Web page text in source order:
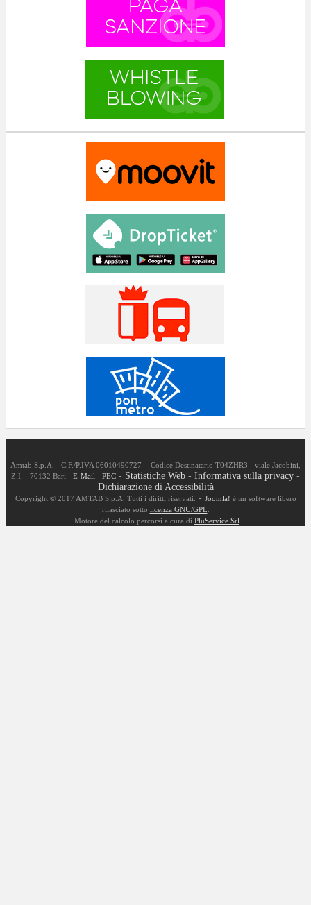
Amtab S.p.A. - C.F./P.IVA 06010490727 - Codice Destinatario T04ZHR3 - viale Jacobini,
Z.I. - 70132 Bari - E-Mail - PEC - Statistiche Web - Informativa sulla privacy -
Dichiarazione di Accessibilità
Copyright © 2017 AMTAB S.p.A. Tutti i diritti riservati. - Joomla! è un software libero
rilasciato sotto licenza GNU/GPL
Motore del calcolo percorsi a cura di PluService Srl